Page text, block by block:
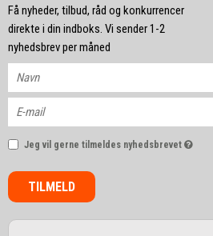
Få nyheder, tilbud, råd og konkurrencer
direkte i din indboks. Vi sender 1-2
nyhedsbrev per måned
Jeg vil gerne tilmeldes nyhedsbrevet
TILMELD